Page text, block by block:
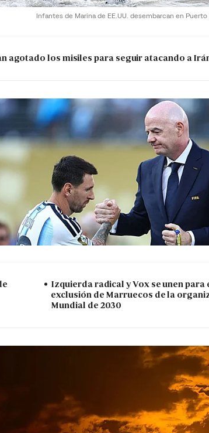
Infantes de Marina de EE.UU. desembarcan en Puerto
agotado los misiles para seguir atacando a
Izquierda radical y Vox se unen para
exclusión de Marruecos de la
Mundial de 2030